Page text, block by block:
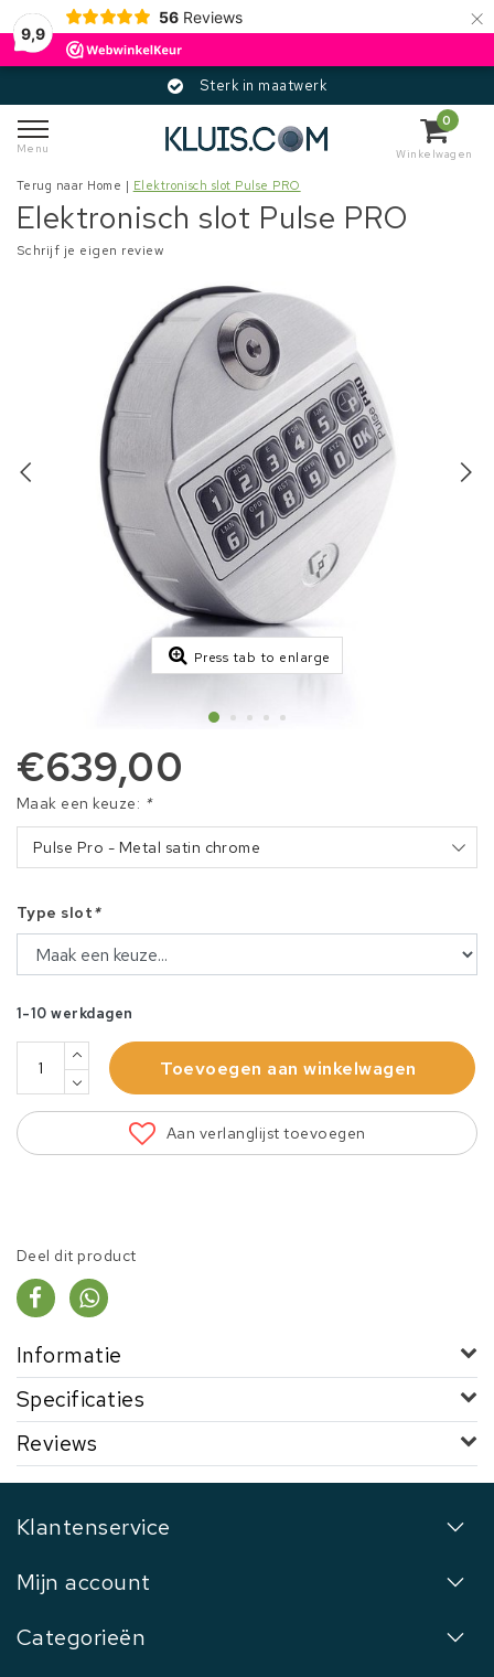
9,9
56 Reviews ×
Sterk in maatwerk
Menu
0
Winkelwagen
Terug naar Home | Elektronisch slot Pulse PRO
Elektronisch slot Pulse PRO
Schrijf je eigen review
Press tab to enlarge
€639,00
Maak een keuze: *
Pulse Pro - Metal satin chrome
Type slot*
1-10 werkdagen
Toevoegen aan winkelwagen
Aan verlanglijst toevoegen
Deel dit product
Informatie
Specificaties
Reviews
Klantenservice
Mijn account
Categorieën